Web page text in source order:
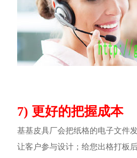
7) 更好的把握成本
基基皮具厂会把纸格的电子文件
让客户参与设计；给您出格打板